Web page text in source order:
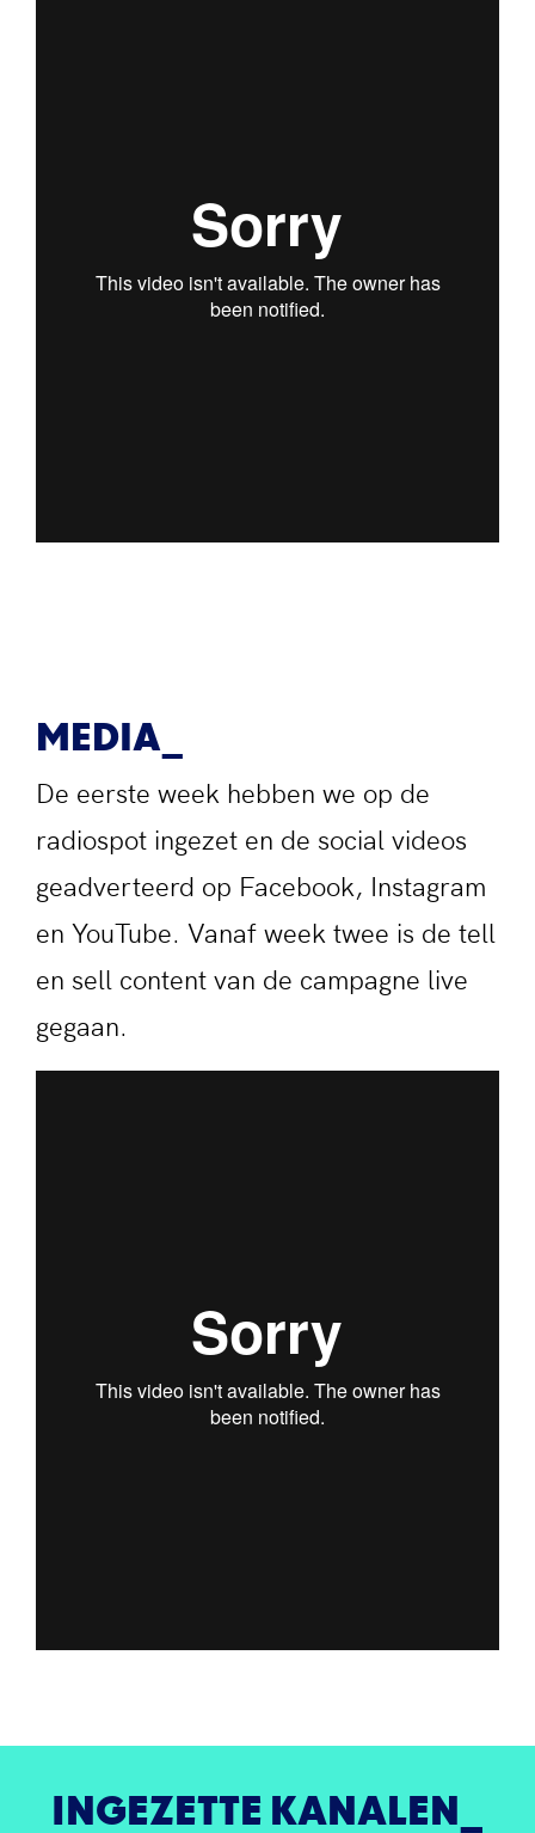
MEDIA
De eerste week hebben we op de
radiospot ingezet en de social videos
geadverteerd op Facebook, Instagram
en YouTube. Vanaf week twee is de tell
en sell content van de campagne live
gegaan.
INGEZETTE KANALEN